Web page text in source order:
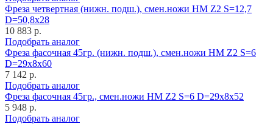
Фреза четвертная (нижн. подш.), смен.ножи HM Z2 S=12,7
D=50,8x28
10 883 р.
Подобрать аналог
Фреза фасочная 45гр. (нижн. подш.), смен.ножи HM Z2 S=6
D=29x8x60
7 142 р.
Подобрать аналог
Фреза фасочная 45гр., смен.ножи HM Z2 S=6 D=29x8x52
5 948 р.
Подобрать аналог